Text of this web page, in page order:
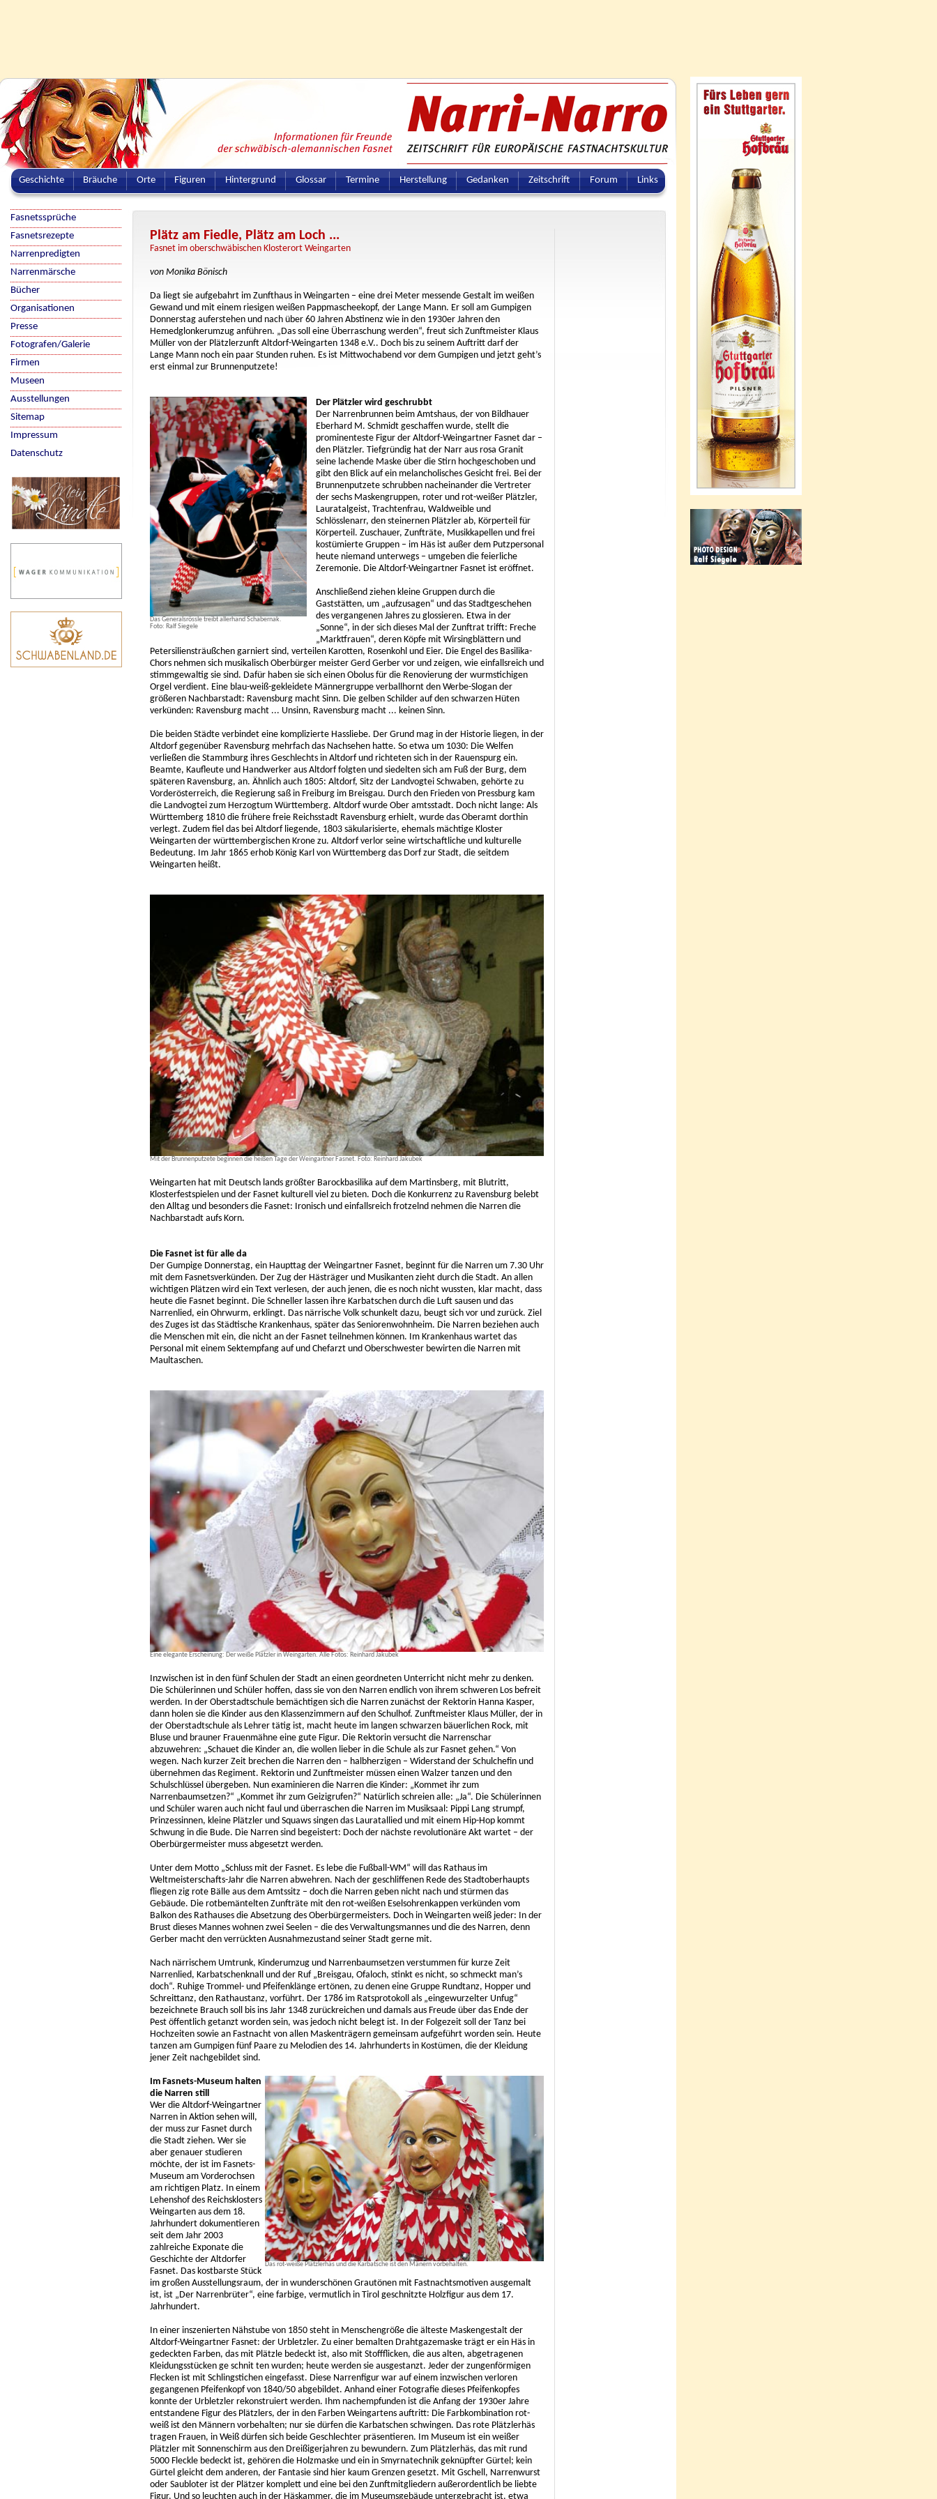
Geschichte Bräuche Orte Figuren Hintergrund Glossar Termine Herstellung Gedanken Zeitschrift Forum Links
Plätz am Fiedle, Plätz am Loch ...
Fasnet im oberschwäbischen Klosterort Weingarten
von Monika Bönisch
Da liegt sie aufgebahrt im Zunfthaus in Weingarten – eine drei Meter messende Gestalt im weißen
Gewand und mit einem riesigen weißen Pappmascheekopf, der Lange Mann. Er soll am Gumpigen
Donnerstag auferstehen und nach über 60 Jahren Abstinenz wie in den 1930er Jahren den
Hemedglonkerumzug anführen. „Das soll eine Überraschung werden“, freut sich Zunftmeister Klaus
Müller von der Plätzlerzunft Altdorf-Weingarten 1348 e.V.. Doch bis zu seinem Auftritt darf der
Lange Mann noch ein paar Stunden ruhen. Es ist Mittwochabend vor dem Gumpigen und jetzt geht’s
erst einmal zur Brunnenputzete!
Das Generalsrössle treibt allerhand Schabernak.
Foto: Ralf Siegele
Der Plätzler wird geschrubbt
Der Narrenbrunnen beim Amtshaus, der von Bildhauer
Eberhard M. Schmidt geschaffen wurde, stellt die
prominenteste Figur der Altdorf-Weingartner Fasnet dar –
den Plätzler. Tiefgründig hat der Narr aus rosa Granit
seine lachende Maske über die Stirn hochgeschoben und
gibt den Blick auf ein melancholisches Gesicht frei. Bei der
Brunnenputzete schrubben nacheinander die Vertreter
der sechs Maskengruppen, roter und rot-weißer Plätzler,
Lauratalgeist, Trachtenfrau, Waldweible und
Schlösslenarr, den steinernen Plätzler ab, Körperteil für
Körperteil. Zuschauer, Zunfträte, Musikkapellen und frei
kostümierte Gruppen – im Häs ist außer dem Putzpersonal
heute niemand unterwegs – umgeben die feierliche
Zeremonie. Die Altdorf-Weingartner Fasnet ist eröffnet.
Anschließend ziehen kleine Gruppen durch die
Gaststätten, um „aufzusagen“ und das Stadtgeschehen
des vergangenen Jahres zu glossieren. Etwa in der
„Sonne“, in der sich dieses Mal der Zunftrat trifft: Freche
„Marktfrauen“, deren Köpfe mit Wirsingblättern und
Petersiliensträußchen garniert sind, verteilen Karotten, Rosenkohl und Eier. Die Engel des Basilika-
Chors nehmen sich musikalisch Oberbürger meister Gerd Gerber vor und zeigen, wie einfallsreich und
stimmgewaltig sie sind. Dafür haben sie sich einen Obolus für die Renovierung der wurmstichigen
Orgel verdient. Eine blau-weiß-gekleidete Männergruppe verballhornt den Werbe-Slogan der
größeren Nachbarstadt: Ravensburg macht Sinn. Die gelben Schilder auf den schwarzen Hüten
verkünden: Ravensburg macht ... Unsinn, Ravensburg macht ... keinen Sinn.
Die beiden Städte verbindet eine komplizierte Hassliebe. Der Grund mag in der Historie liegen, in der
Altdorf gegenüber Ravensburg mehrfach das Nachsehen hatte. So etwa um 1030: Die Welfen
verließen die Stammburg ihres Geschlechts in Altdorf und richteten sich in der Rauenspurg ein.
Beamte, Kaufleute und Handwerker aus Altdorf folgten und siedelten sich am Fuß der Burg, dem
späteren Ravensburg, an. Ähnlich auch 1805: Altdorf, Sitz der Landvogtei Schwaben, gehörte zu
Vorderösterreich, die Regierung saß in Freiburg im Breisgau. Durch den Frieden von Pressburg kam
die Landvogtei zum Herzogtum Württemberg. Altdorf wurde Ober amtsstadt. Doch nicht lange: Als
Württemberg 1810 die frühere freie Reichsstadt Ravensburg erhielt, wurde das Oberamt dorthin
verlegt. Zudem fiel das bei Altdorf liegende, 1803 säkularisierte, ehemals mächtige Kloster
Weingarten der württembergischen Krone zu. Altdorf verlor seine wirtschaftliche und kulturelle
Bedeutung. Im Jahr 1865 erhob König Karl von Württemberg das Dorf zur Stadt, die seitdem
Weingarten heißt.
Mit der Brunnenputzete beginnen die heißen Tage der Weingartner Fasnet. Foto: Reinhard Jakubek
Weingarten hat mit Deutsch lands größter Barockbasilika auf dem Martinsberg, mit Blutritt,
Klosterfestspielen und der Fasnet kulturell viel zu bieten. Doch die Konkurrenz zu Ravensburg belebt
den Alltag und besonders die Fasnet: Ironisch und einfallsreich frotzelnd nehmen die Narren die
Nachbarstadt aufs Korn.
Die Fasnet ist für alle da
Der Gumpige Donnerstag, ein Haupttag der Weingartner Fasnet, beginnt für die Narren um 7.30 Uhr
mit dem Fasnetsverkünden. Der Zug der Hästräger und Musikanten zieht durch die Stadt. An allen
wichtigen Plätzen wird ein Text verlesen, der auch jenen, die es noch nicht wussten, klar macht, dass
heute die Fasnet beginnt. Die Schneller lassen ihre Karbatschen durch die Luft sausen und das
Narrenlied, ein Ohrwurm, erklingt. Das närrische Volk schunkelt dazu, beugt sich vor und zurück. Ziel
des Zuges ist das Städtische Krankenhaus, später das Seniorenwohnheim. Die Narren beziehen auch
die Menschen mit ein, die nicht an der Fasnet teilnehmen können. Im Krankenhaus wartet das
Personal mit einem Sektempfang auf und Chefarzt und Oberschwester bewirten die Narren mit
Maultaschen.
Eine elegante Erscheinung: Der weiße Plätzler in Weingarten. Alle Fotos: Reinhard Jakubek
Inzwischen ist in den fünf Schulen der Stadt an einen geordneten Unterricht nicht mehr zu denken.
Die Schülerinnen und Schüler hoffen, dass sie von den Narren endlich von ihrem schweren Los befreit
werden. In der Oberstadtschule bemächtigen sich die Narren zunächst der Rektorin Hanna Kasper,
dann holen sie die Kinder aus den Klassenzimmern auf den Schulhof. Zunftmeister Klaus Müller, der in
der Oberstadtschule als Lehrer tätig ist, macht heute im langen schwarzen bäuerlichen Rock, mit
Bluse und brauner Frauenmähne eine gute Figur. Die Rektorin versucht die Narrenschar
abzuwehren: „Schauet die Kinder an, die wollen lieber in die Schule als zur Fasnet gehen.“ Von
wegen. Nach kurzer Zeit brechen die Narren den – halbherzigen – Widerstand der Schulchefin und
übernehmen das Regiment. Rektorin und Zunftmeister müssen einen Walzer tanzen und den
Schulschlüssel übergeben. Nun examinieren die Narren die Kinder: „Kommet ihr zum
Narrenbaumsetzen?“ „Kommet ihr zum Geizigrufen?“ Natürlich schreien alle: „Ja“. Die Schülerinnen
und Schüler waren auch nicht faul und überraschen die Narren im Musiksaal: Pippi Lang strumpf,
Prinzessinnen, kleine Plätzler und Squaws singen das Lauratallied und mit einem Hip-Hop kommt
Schwung in die Bude. Die Narren sind begeistert: Doch der nächste revolutionäre Akt wartet – der
Oberbürgermeister muss abgesetzt werden.
Unter dem Motto „Schluss mit der Fasnet. Es lebe die Fußball-WM“ will das Rathaus im
Weltmeisterschafts-Jahr die Narren abwehren. Nach der geschliffenen Rede des Stadtoberhaupts
fliegen zig rote Bälle aus dem Amtssitz – doch die Narren geben nicht nach und stürmen das
Gebäude. Die rotbemäntelten Zunfträte mit den rot-weißen Eselsohrenkappen verkünden vom
Balkon des Rathauses die Absetzung des Oberbürgermeisters. Doch in Weingarten weiß jeder: In der
Brust dieses Mannes wohnen zwei Seelen – die des Verwaltungsmannes und die des Narren, denn
Gerber macht den verrückten Ausnahmezustand seiner Stadt gerne mit.
Nach närrischem Umtrunk, Kinderumzug und Narrenbaumsetzen verstummen für kurze Zeit
Narrenlied, Karbatschenknall und der Ruf „Breisgau, Ofaloch, stinkt es nicht, so schmeckt man’s
doch“. Ruhige Trommel- und Pfeifenklänge ertönen, zu denen eine Gruppe Rundtanz, Hopper und
Schreittanz, den Rathaustanz, vorführt. Der 1786 im Ratsprotokoll als „eingewurzelter Unfug“
bezeichnete Brauch soll bis ins Jahr 1348 zurückreichen und damals aus Freude über das Ende der
Pest öffentlich getanzt worden sein, was jedoch nicht belegt ist. In der Folgezeit soll der Tanz bei
Hochzeiten sowie an Fastnacht von allen Maskenträgern gemeinsam aufgeführt worden sein. Heute
tanzen am Gumpigen fünf Paare zu Melodien des 14. Jahrhunderts in Kostümen, die der Kleidung
jener Zeit nachgebildet sind.
Das rot-weiße Plätzlerhäs und die Karbatsche ist den Mänern vorbehalten.
Im Fasnets-Museum halten
die Narren still
Wer die Altdorf-Weingartner
Narren in Aktion sehen will,
der muss zur Fasnet durch
die Stadt ziehen. Wer sie
aber genauer studieren
möchte, der ist im Fasnets-
Museum am Vorderochsen
am richtigen Platz. In einem
Lehenshof des Reichsklosters
Weingarten aus dem 18.
Jahrhundert dokumentieren
seit dem Jahr 2003
zahlreiche Exponate die
Geschichte der Altdorfer
Fasnet. Das kostbarste Stück
im großen Ausstellungsraum, der in wunderschönen Grautönen mit Fastnachtsmotiven ausgemalt
ist, ist „Der Narrenbrüter“, eine farbige, vermutlich in Tirol geschnitzte Holzfigur aus dem 17.
Jahrhundert.
In einer inszenierten Nähstube von 1850 steht in Menschengröße die älteste Maskengestalt der
Altdorf-Weingartner Fasnet: der Urbletzler. Zu einer bemalten Drahtgazemaske trägt er ein Häs in
gedeckten Farben, das mit Plätzle bedeckt ist, also mit Stoffflicken, die aus alten, abgetragenen
Kleidungsstücken ge schnit ten wurden; heute werden sie ausgestanzt. Jeder der zungenförmigen
Flecken ist mit Schlingstichen eingefasst. Diese Narrenfigur war auf einem inzwischen verloren
gegangenen Pfeifenkopf von 1840/50 abgebildet. Anhand einer Fotografie dieses Pfeifenkopfes
konnte der Urbletzler rekonstruiert werden. Ihm nachempfunden ist die Anfang der 1930er Jahre
entstandene Figur des Plätzlers, der in den Farben Weingartens auftritt: Die Farbkombination rot-
weiß ist den Männern vorbehalten; nur sie dürfen die Karbatschen schwingen. Das rote Plätzlerhäs
tragen Frauen, in Weiß dürfen sich beide Geschlechter präsentieren. Im Museum ist ein weißer
Plätzler mit Sonnenschirm aus den Dreißigerjahren zu bewundern. Zum Plätzlerhäs, das mit rund
5000 Fleckle bedeckt ist, gehören die Holzmaske und ein in Smyrnatechnik geknüpfter Gürtel; kein
Gürtel gleicht dem anderen, der Fantasie sind hier kaum Grenzen gesetzt. Mit Gschell, Narrenwurst
oder Saubloter ist der Plätzer komplett und eine bei den Zunftmitgliedern außerordentlich be liebte
Figur. Und so leuchten auch in der Häskammer, die im Museumsgebäude untergebracht ist, etwa
Fasnetssprüche
Fasnetsrezepte
Narrenpredigten
Narrenmärsche
Bücher
Organisationen
Presse
Fotografen/Galerie
Firmen
Museen
Ausstellungen
Sitemap
Impressum
Datenschutz